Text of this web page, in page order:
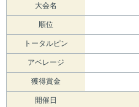
大会名
順位
トータルピン
アベレージ
獲得賞金
開催日